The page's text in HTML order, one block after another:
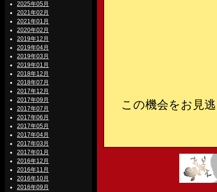
2025年05月
2021年02月
2021年01月
2020年02月
2019年12月
2019年04月
2019年03月
2019年01月
2018年12月
2018年07月
2017年12月
2017年09月
2017年07月
2017年06月
2017年05月
2017年04月
2017年03月
2017年01月
2016年12月
2016年11月
2016年10月
2016年09月
この機会をお見